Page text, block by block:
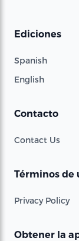
Ediciones
Spanish
English
Contacto
Contact Us
Términos de
Privacy Policy
Obtener la